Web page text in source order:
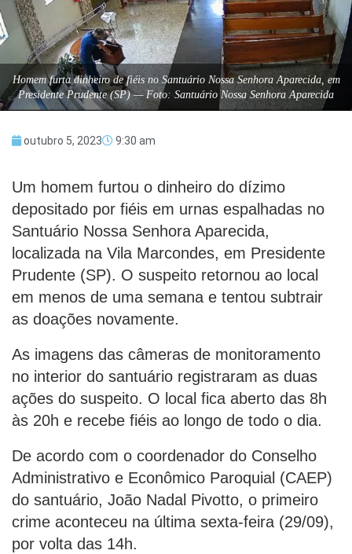
Homem furta dinheiro de fiéis no Santuário Nossa Senhora Aparecida, em
Presidente Prudente (SP) — Foto: Santuário Nossa Senhora Aparecida
outubro 5, 2023 9:30 am
Um homem furtou o dinheiro do dízimo
depositado por fiéis em urnas espalhadas no
Santuário Nossa Senhora Aparecida,
localizada na Vila Marcondes, em Presidente
Prudente (SP). O suspeito retornou ao local
em menos de uma semana e tentou subtrair
as doações novamente.
As imagens das câmeras de monitoramento
no interior do santuário registraram as duas
ações do suspeito. O local fica aberto das 8h
às 20h e recebe fiéis ao longo de todo o dia.
De acordo com o coordenador do Conselho
Administrativo e Econômico Paroquial (CAEP)
do santuário, João Nadal Pivotto, o primeiro
crime aconteceu na última sexta-feira (29/09),
por volta das 14h.